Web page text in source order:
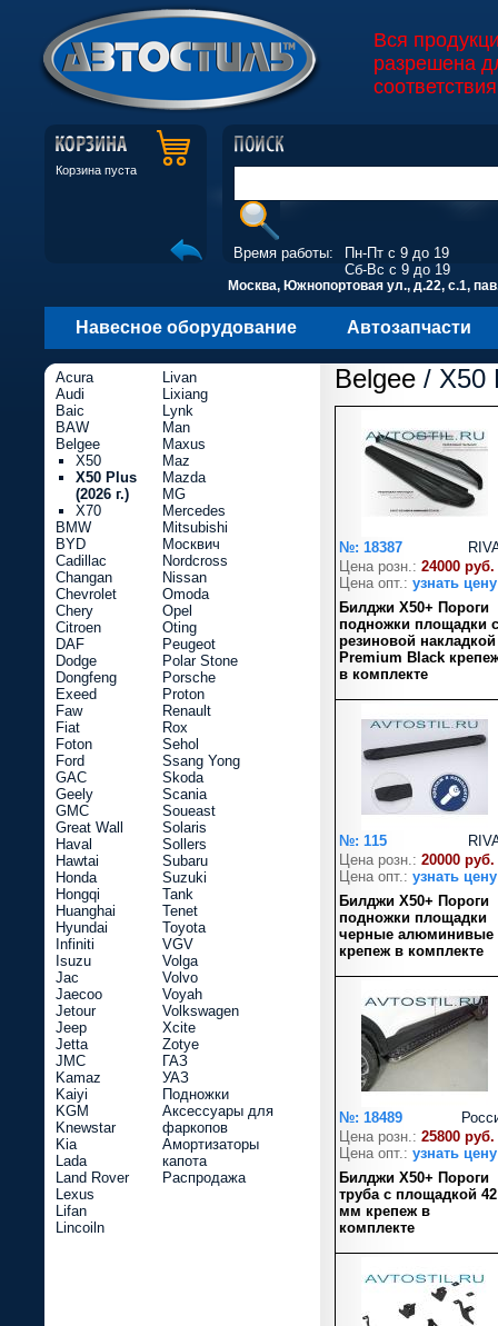
Вся
разрешена
Корзина пуста
Время работы:
Пн-Пт с 9 до 19
Сб-Вс с 9 до 19
Москва, Южнопортовая ул., д.22, с.1,
Навесное оборудование Автозапчасти
Belgee / X50
№: 18387
Цена розн.: 24000 руб.
Цена опт.: узнать цену
Билджи X50+ Пороги
подножки площадки с
резиновой накладкой
Premium Black
в комплекте
№: 115
Цена розн.: 20000 руб.
Цена опт.: узнать цену
Билджи X50+ Пороги
подножки площадки
черные алюминивые
крепеж в комплекте
№: 18489
Цена розн.: 25800 руб.
Цена опт.: узнать цену
Билджи X50+ Пороги
труба с площадкой 42
мм крепеж в
комплекте
Acura
Audi
Baic
BAW
Belgee
X50
X50 Plus
(2026 г.)
X70
BMW
BYD
Cadillac
Changan
Chevrolet
Chery
Citroen
DAF
Dodge
Dongfeng
Exeed
Faw
Fiat
Foton
Ford
GAC
Geely
GMC
Great Wall
Haval
Hawtai
Honda
Hongqi
Huanghai
Hyundai
Infiniti
Isuzu
Jac
Jaecoo
Jetour
Jeep
Jetta
JMC
Kamaz
Kaiyi
KGM
Knewstar
Kia
Lada
Land Rover
Lexus
Lifan
Lincoiln
Livan
Lixiang
Lynk
Man
Maxus
Maz
Mazda
MG
Mercedes
Mitsubishi
Москвич
Nordcross
Nissan
Omoda
Opel
Oting
Peugeot
Polar Stone
Porsche
Proton
Renault
Rox
Sehol
Ssang Yong
Skoda
Scania
Soueast
Solaris
Sollers
Subaru
Suzuki
Tank
Tenet
Toyota
VGV
Volga
Volvo
Voyah
Volkswagen
Xcite
Zotye
ГАЗ
УАЗ
Подножки
Аксессуары для
фаркопов
Амортизаторы
капота
Распродажа